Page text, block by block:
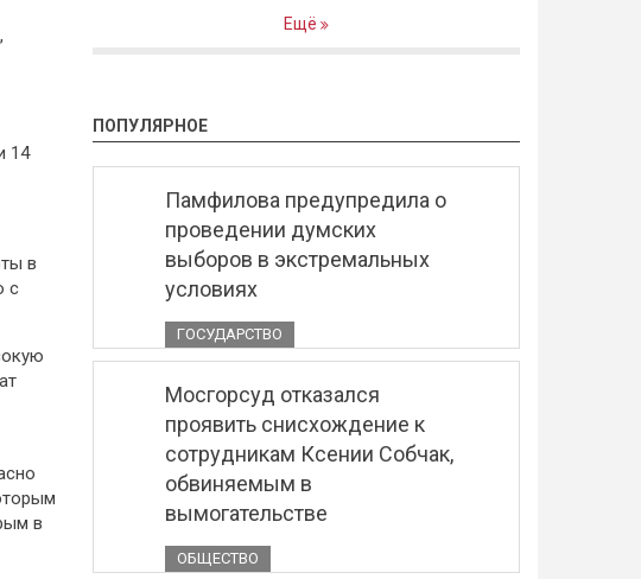
14
в
с
в
Ещё
ПОПУЛЯРНОЕ
Памфилова предупредила о
проведении думских
выборов в экстремальных
условиях
ГОСУДАРСТВО
Мосгорсуд отказался
проявить снисхождение к
сотрудникам Ксении Собчак,
обвиняемым в
вымогательстве
ОБЩЕСТВО